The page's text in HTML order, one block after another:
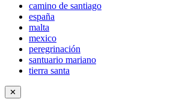
camino de santiago
españa
malta
mexico
peregrinación
santuario mariano
tierra santa
✕